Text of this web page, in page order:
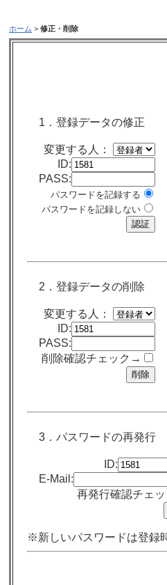
ホーム > 修正・削除
1．登録データの修正
変更する人：
ID:
PASS:
パスワードを記録する
パスワードを記録しない
2．登録データの削除
変更する人：
ID:
PASS:
削除確認チェック→
3．パスワードの再発行
ID:
E-Mail:
再発行確認チェ
※新しいパスワードは登録